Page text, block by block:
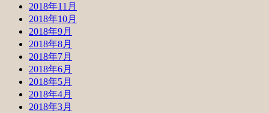
2018年11月
2018年10月
2018年9月
2018年8月
2018年7月
2018年6月
2018年5月
2018年4月
2018年3月